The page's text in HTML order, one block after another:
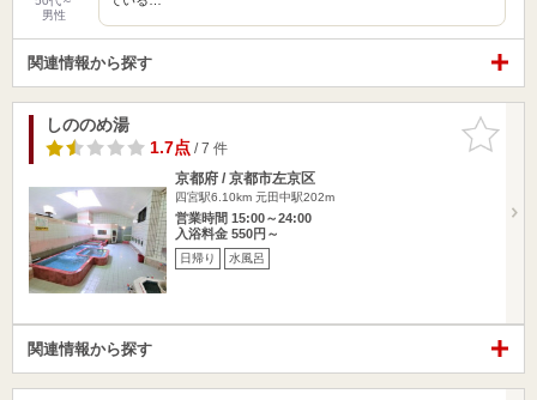
男性
関連情報から探す
お気に入
りに追加
しののめ湯
1.7点/ 7 件
京都府 / 京都市左京区
四宮駅6.10km 元田中駅202m
営業時間 15:00～24:00
入浴料金 550円～
日帰り 水風呂
関連情報から探す